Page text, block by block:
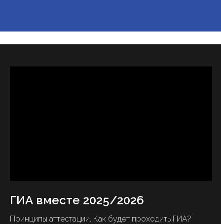
ГИА вместе 2025/2026
Принципы аттестации. Как будет проходить ГИА?